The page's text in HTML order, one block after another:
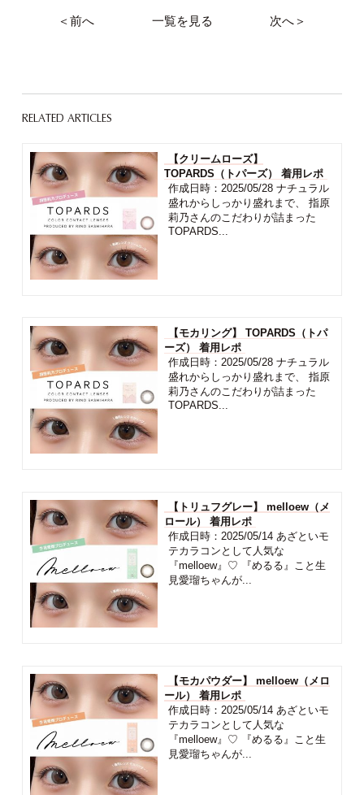
＜前へ 一覧を見る 次へ＞
RELATED ARTICLES
【クリームローズ】
TOPARDS（トパーズ） 着用レポ
作成日時：2025/05/28 ナチュラル
盛れからしっかり盛れまで、 指原
莉乃さんのこだわりが詰まった
TOPARDS...
【モカリング】 TOPARDS（トパ
ーズ） 着用レポ
作成日時：2025/05/28 ナチュラル
盛れからしっかり盛れまで、 指原
莉乃さんのこだわりが詰まった
TOPARDS...
【トリュフグレー】 melloew（メ
ロール） 着用レポ
作成日時：2025/05/14 あざといモ
テカラコンとして人気な
『melloew』♡ 『めるる』こと生
見愛瑠ちゃんが...
【モカパウダー】 melloew（メロ
ール） 着用レポ
作成日時：2025/05/14 あざといモ
テカラコンとして人気な
『melloew』♡ 『めるる』こと生
見愛瑠ちゃんが...